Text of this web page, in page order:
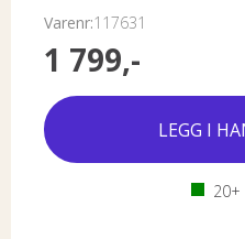
Varenr:117631
1 799,-
20+